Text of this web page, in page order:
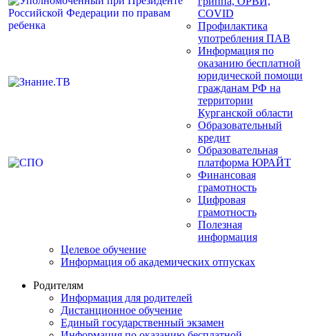
COVID
Профилактика
употребления ПАВ
Информация по
оказанию бесплатной
юридической помощи
гражданам РФ на
территории
Курганской области
Образовательный
кредит
Образовательная
платформа ЮРАЙТ
Финансовая
грамотность
Цифровая
грамотность
Полезная
информация
Целевое обучение
Информация об академических отпусках
Родителям
Информация для родителей
Дистанционное обучение
Единый государственный экзамен